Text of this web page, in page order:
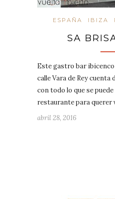
ESPAÑA IBIZA
SA
Este gastro bar
calle Vara de Rey cuenta
con todo lo que se
restaurante para querer
abril 28, 2016